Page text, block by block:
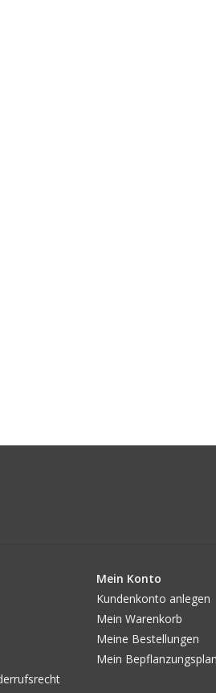
Mein Konto
Kundenkonto anlegen
Mein Warenkorb
Meine Bestellungen
Mein Bepflanzungsplan